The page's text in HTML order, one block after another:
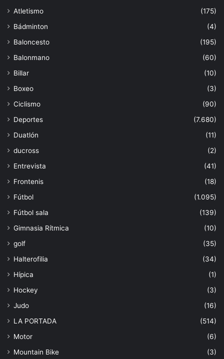
Atletismo
(175)
Bádminton
(4)
Baloncesto
(195)
Balonmano
(60)
Billar
(10)
Boxeo
(3)
Ciclismo
(90)
Deportes
(7.680)
Duatlón
(11)
ducross
(2)
Entrevista
(41)
Frontenis
(18)
Fútbol
(1.095)
Fútbol sala
(139)
Gimnasia Rítmica
(10)
golf
(35)
Halterofilia
(34)
Hípica
(1)
Hockey
(3)
Judo
(16)
LA PORTADA
(514)
Motor
(6)
Mountain Bike
(3)